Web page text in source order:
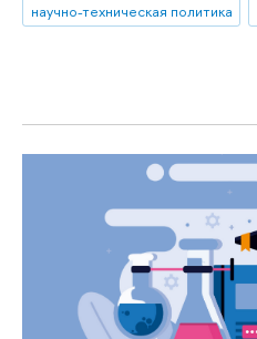
научно-техническая политика